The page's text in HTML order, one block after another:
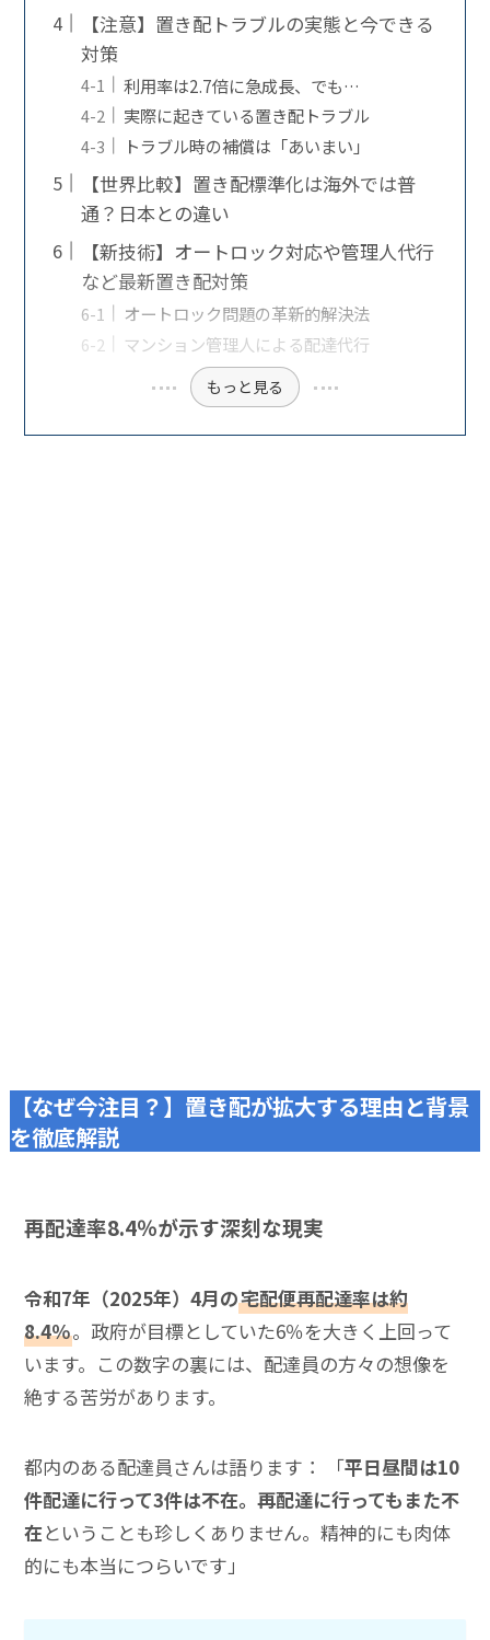
【注意】置き配トラブルの実態と今できる
対策
利用率は2.7倍に急成長、でも…
実際に起きている置き配トラブル
トラブル時の補償は「あいまい」
【世界比較】置き配標準化は海外では普
通？日本との違い
【新技術】オートロック対応や管理人代行
など最新置き配対策
オートロック問題の革新的解決法
マンション管理人による配達代行
もっと見る
【なぜ今注目？】置き配が拡大する理由と背景
を徹底解説
再配達率8.4％が示す深刻な現実
令和7年（2025年）4月の宅配便再配達率は約
8.4％。政府が目標としていた6％を大きく上回って
います。この数字の裏には、配達員の方々の想像を
絶する苦労があります。
都内のある配達員さんは語ります： 「平日昼間は10
件配達に行って3件は不在。再配達に行ってもまた不
在ということも珍しくありません。精神的にも肉体
的にも本当につらいです」